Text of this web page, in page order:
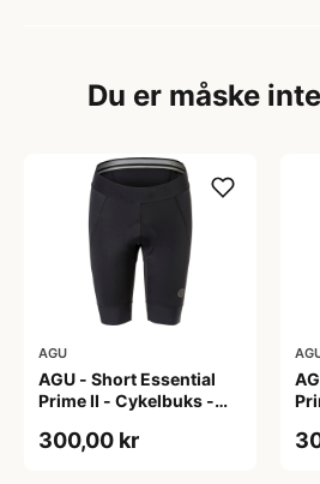
Du er måske
AGU
AGU - Short Essential
Prime II - Cykelbuks -
300,00 kr